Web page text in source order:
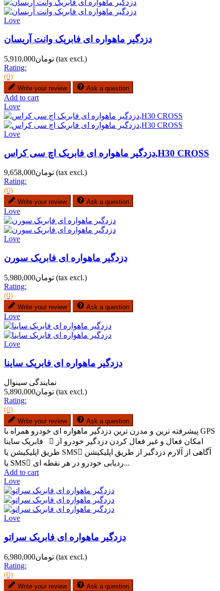
Love
دزدگیر ماهواره ای فابریک وانت آریسان
تومان5,910,000 (tax excl.)
Rating:
(0)
Write your review Ask a question
Add to cart
Love
Love
دزدگیر ماهواره ای فابریک اچ سی کراس,H30 CROSS
تومان9,658,000 (tax excl.)
Rating:
(0)
Write your review Ask a question
Love
Love
دزدگیر ماهواره ای فابریک سورن
تومان5,980,000 (tax excl.)
Rating:
(0)
Write your review Ask a question
Love
Love
دزدگیر ماهواره ای فابریک ساینا
نمایندگی سینوال
تومان5,890,000 (tax excl.)
Rating:
(0)
Write your review Ask a question
پیشرفته ترین و مدرن ترین دزدگیر ماهواره ای خودرو همراه با GPS
فابریک ساینا  امکان فعال و غیر فعال کردن دزدگیر خودرو از
طریق اپلیکیشن یا SMS آگاهی از آلارم دزدگیر از طریق اپلیکیشن
یا SMS ردیابی خودرو در هر نقطه ای...
Add to cart
Love
Love
دزدگیر ماهواره ای فابریک سراتو
تومان6,980,000 (tax excl.)
Rating:
(0)
Write your review Ask a question